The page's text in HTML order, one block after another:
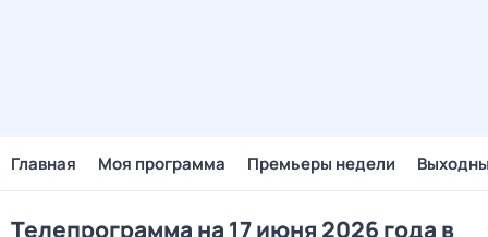
Главная Моя программа Премьеры недели
Телепрограмма на 17 июня 2026 года в